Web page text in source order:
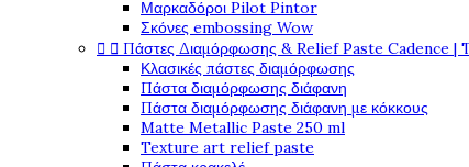
Μαρκαδόροι Pilot Pintor
Σκόνες embossing Wow
  Πάστες Διαμόρφωσης & Relief Paste Cadence |
Κλασικές πάστες διαμόρφωσης
Πάστα διαμόρφωσης διάφανη
Πάστα διαμόρφωσης διάφανη με κόκκους
Matte Metallic Paste 250 ml
Texture art relief paste